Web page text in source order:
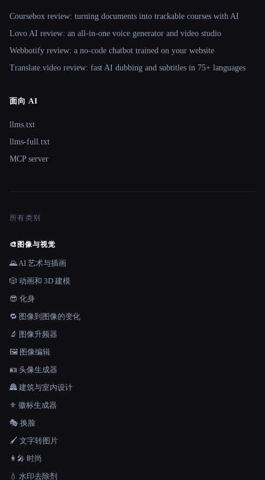
Coursebox review: turning documents into trackable courses with AI
Lovo AI review: an all-in-one voice generator and video studio
Webbotify review: a no-code chatbot trained on your website
Translate.video review: fast AI dubbing and subtitles in 75+ languages
面向 AI
llms.txt
llms-full.txt
MCP server
所有类别
🎨 图像与视觉
🌄 AI 艺术与插画
🎲 动画和 3D 建模
😎 化身
🔁 图像到图像的变化
🔬 图像升频器
🖼️ 图像编辑
🪪 头像生成器
🏯 建筑与室内设计
⚜️ 徽标生成器
🎭 换脸
🖌️ 文字转图片
👩‍🎤 时尚
💧 水印去除剂